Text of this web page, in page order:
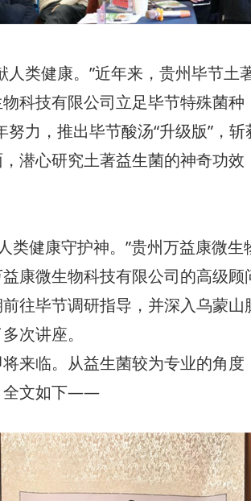
类健康。”近年来，贵州毕节土
科技有限公司立足毕节特殊菌种
努力，推出毕节酸汤“升级版”，
潜心研究土著益生菌的神奇功
类健康守护神。”贵州万益康微生
康微生物科技有限公司的高级
往毕节调研指导，并深入乌蒙
次讲座。
临。从益生菌较为专业的角度
全文如下——